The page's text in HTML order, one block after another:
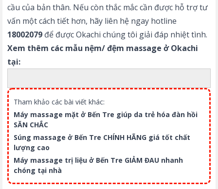
cầu của bản thân. Nếu còn thắc mắc cần được hỗ trợ tư
vấn một cách tiết hơn, hãy liên hệ ngay hotline
18002079 để được Okachi chúng tôi giải đáp nhiệt tình.
Xem thêm các mẫu nệm/ đệm massage ở Okachi
tại:
Tham khảo các bài viết khác:
Máy massage mặt ở Bến Tre giúp da trẻ hóa đàn hồi
SĂN CHẮC
Súng massage ở Bến Tre CHÍNH HÃNG giá tốt chất
lượng cao
Máy massage trị liệu ở Bến Tre GIẢM ĐAU nhanh
chóng tại nhà